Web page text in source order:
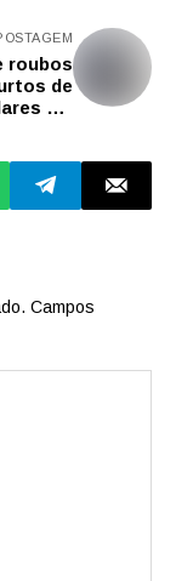
roubos
de
cai
Réveillon
Campos